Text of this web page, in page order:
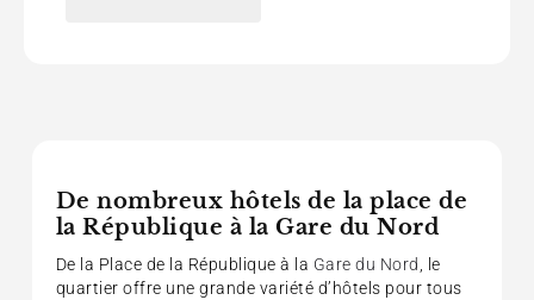
De nombreux hôtels de la place de
la République à la Gare du Nord
De la Place de la République à la Gare du Nord
, le
quartier offre une grande variété d’hôtels pour tous